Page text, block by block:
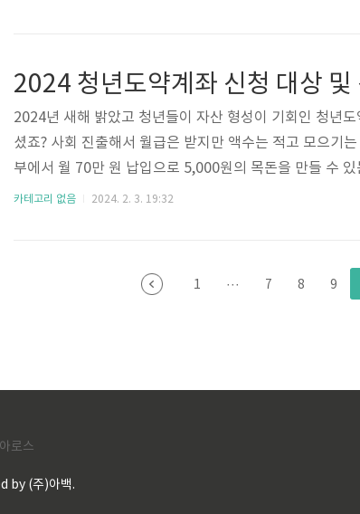
칭 지급합니다! 청년도약계좌 일시납입은 어떻게 이루
2024년 새해 밝았고 청년들이 자산 형성이 기회인 청년
셨죠? 사회 진출해서 월급은 받지만 액수는 적고 모으기
부에서 월 70만 원 납입으로 5,000원의 목돈을 만들 수
에 대한 세부적인 정보에 대해서 알려드리겠습니다. 청년
자산형성 지원을 위한 정책형 금융상품으로, 만기 5년(60
유롭게 납입하면 매월 최대 6%의 정부..
카테고리 없음 2024. 2. 3. 19:32
1 ··· 7 8 9
로스
by (주)아백.